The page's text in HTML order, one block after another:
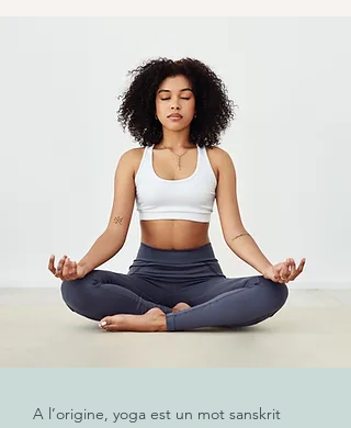
A l’origine, yoga est un mot sanskrit